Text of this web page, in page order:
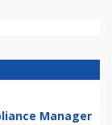
Manager